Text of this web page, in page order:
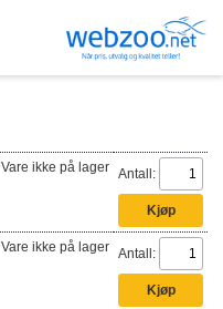
Vare ikke på lager Antall:
Vare ikke på lager Antall: